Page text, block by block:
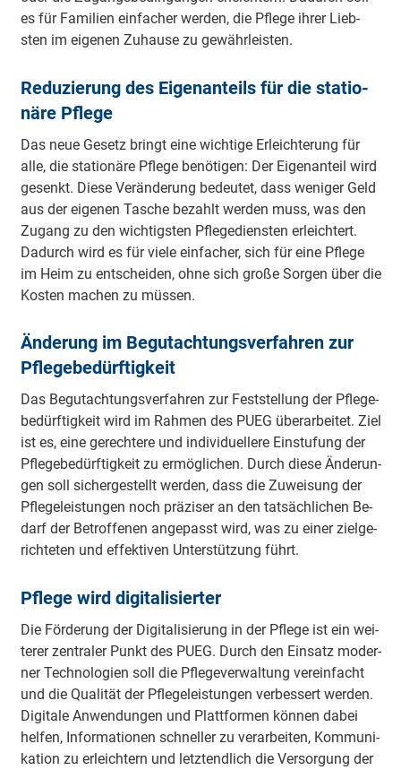
es für Fa­mi­lien ein­fa­cher wer­den, die Pfle­ge ih­rer Lieb­
sten im ei­ge­nen Zu­hau­se zu ge­währ­leis­ten.
Re­du­zie­rung des Ei­gen­an­teils für die sta­tio­
nä­re Pfle­ge
Das neue Ge­setz bringt eine wich­tige Er­leich­te­rung für
alle, die sta­tio­nä­re Pfle­ge be­nö­ti­gen: Der Ei­gen­an­teil wird
ge­senkt. Diese Ver­än­de­rung be­deu­tet, dass we­ni­ger Geld
aus der ei­ge­nen Ta­sche be­zahlt wer­den muss, was den
Zu­gang zu den wich­tigs­ten Pfle­ge­diens­ten er­leich­tert.
Da­durch wird es für vie­le ein­fa­cher, sich für eine Pfle­ge
im Heim zu ent­schei­den, ohne sich gro­ße Sor­gen über die
Kos­ten ma­chen zu müs­sen.
Än­de­rung im Be­gut­ach­tungs­ver­fah­ren zur
Pfle­ge­be­dürf­tig­keit
Das Be­gut­ach­tungs­ver­fah­ren zur Fest­stel­lung der Pfle­ge­
be­dürf­tig­keit wird im Rah­men des PUEG über­ar­bei­tet. Ziel
ist es, eine ge­rech­te­re und in­di­vi­du­el­le­re Ein­stu­fung der
Pfle­ge­be­dürf­tig­keit zu er­mög­li­chen. Durch diese Än­de­run­
gen soll si­cher­ge­stellt wer­den, dass die Zu­wei­sung der
Pfle­ge­leis­tun­gen noch prä­zi­ser an den tat­säch­li­chen Be­
darf der Be­trof­fe­nen an­ge­passt wird, was zu einer ziel­ge­
rich­te­ten und ef­fek­ti­ven Un­ter­stüt­zung führt.
Pfle­ge wird di­gi­ta­li­sier­ter
Die För­de­rung der Di­gi­ta­li­sie­rung in der Pfle­ge ist ein wei­
te­rer zen­tra­ler Punkt des PUEG. Durch den Ein­satz mo­der­
ner Tech­no­lo­gien soll die Pfle­ge­ver­wal­tung ver­ein­facht
und die Qua­li­tät der Pfle­ge­leis­tun­gen ver­bes­sert wer­den.
Di­gi­ta­le An­wen­dun­gen und Platt­for­men kön­nen da­bei
hel­fen, In­for­ma­tio­nen schnel­ler zu ver­ar­bei­ten, Kom­mu­ni­
ka­tion zu er­leich­tern und letzt­end­lich die Ver­sor­gung der